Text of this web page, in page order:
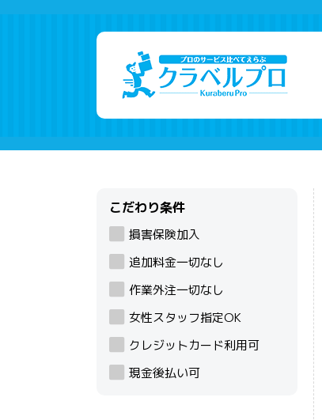
こだわり条件
損害保険加入
追加料金一切なし
作業外注一切なし
女性スタッフ指定OK
クレジットカード利用可
現金後払い可